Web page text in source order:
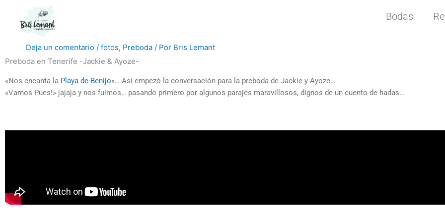
contenido
Bodas
Deja un comentario / fotos, Preboda / Por Bris Lemant
Preboda en Tenerife -Jackie & Ayoze-
«Nos encanta la Playa de Benijo«… Así empezó la conversación para la preboda de Jackie y Ayoze…
«Vamos Pues!» jajaja y nos fuimos… pasando primero por algunos parajes maravillosos, dignos de un cuento de hadas…